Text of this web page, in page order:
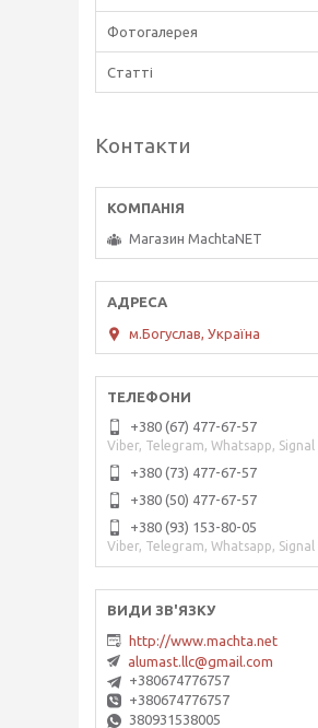
Фотогалерея
Статті
Контакти
Магазин MachtaNET
м.Богуслав, Україна
+380 (67) 477-67-57
Viber, Telegram, Whatsapp, Signal
+380 (73) 477-67-57
+380 (50) 477-67-57
+380 (93) 153-80-05
Viber, Telegram, Whatsapp, Signal
http://www.machta.net
alumast.llc@gmail.com
+380674776757
+380674776757
380931538005